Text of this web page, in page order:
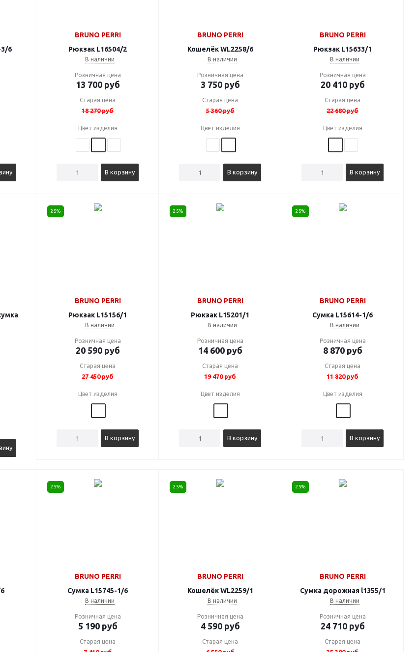
6
BRUNO PERRI
Рюкзак L16504/2
В наличии
Розничная цена
13 700руб
Старая цена
18 270руб
Цвет изделия
В корзину
BRUNO PERRI
Кошелёк WL2258/6
В наличии
Розничная цена
3 750руб
Старая цена
5 360руб
Цвет изделия
В корзину
BRUNO PERRI
Рюкзак L15633/1
В наличии
Розничная цена
20 410руб
Старая цена
22 680руб
Цвет изделия
В корзину
25%
BRUNO PERRI
Рюкзак L15156/1
В наличии
Розничная цена
20 590руб
Старая цена
27 450руб
Цвет изделия
В корзину
25%
BRUNO PERRI
Рюкзак L15201/1
В наличии
Розничная цена
14 600руб
Старая цена
19 470руб
Цвет изделия
В корзину
25%
BRUNO PERRI
Сумка L15614-1/6
В наличии
Розничная цена
8 870руб
Старая цена
11 820руб
Цвет изделия
В корзину
25%
BRUNO PERRI
Сумка L15745-1/6
В наличии
Розничная цена
5 190руб
Старая цена
25%
BRUNO PERRI
Кошелёк WL2259/1
В наличии
Розничная цена
4 590руб
Старая цена
25%
BRUNO PERRI
Сумка дорожная l1355/1
В наличии
Розничная цена
24 710руб
Старая цена